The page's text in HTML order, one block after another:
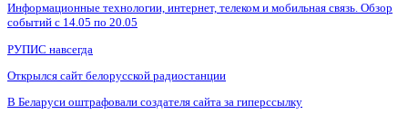
Информационные технологии, интернет, телеком и мобильная связь. Обзор
событий с 14.05 по 20.05
РУПИС навсегда
Открылся сайт белорусской радиостанции
В Беларуси оштрафовали создателя сайта за гиперссылку